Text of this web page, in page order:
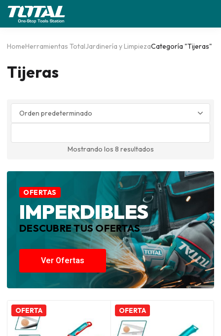
HomeHerramientas TotalJardinería y LimpiezaCategoría "Tijeras"
Tijeras
Mostrando los 8 resultados
OFERTAS
IMPERDIBLES
DESCUBRE TUS OFERTAS
Ver Ofertas
OFERTA OFERTA